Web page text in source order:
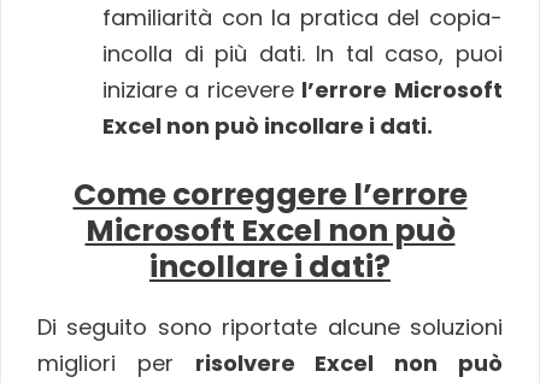
familiarità con la pratica del copia-
incolla di più dati. In tal caso, puoi
iniziare a ricevere l’errore Microsoft
Excel non può incollare i dati.
Come correggere l’errore
Microsoft Excel non può
incollare i dati?
Di seguito sono riportate alcune soluzioni
migliori per risolvere Excel non può